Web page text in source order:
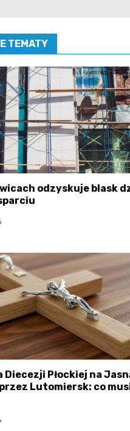
TEMATY
odzyskuje blask
Płockiej na
Lutomiersk: co